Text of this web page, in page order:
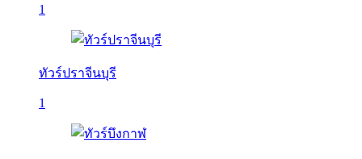
1
ทัวร์ปราจีนบุรี
1